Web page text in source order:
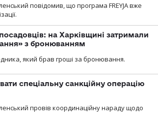
повідомив, що програма FREYJA вже
на Харківщині затримали
з бронюванням
який брав гроші за бронювання.
спеціальну санкційну операцію
провів координаційну нараду щодо